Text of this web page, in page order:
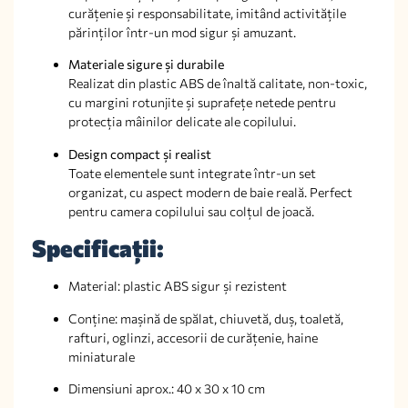
curățenie și responsabilitate, imitând activitățile
părinților într-un mod sigur și amuzant.
Materiale sigure și durabile
Realizat din plastic ABS de înaltă calitate, non-toxic,
cu margini rotunjite și suprafețe netede pentru
protecția mâinilor delicate ale copilului.
Design compact și realist
Toate elementele sunt integrate într-un set
organizat, cu aspect modern de baie reală. Perfect
pentru camera copilului sau colțul de joacă.
Specificații:
Material: plastic ABS sigur și rezistent
Conține: mașină de spălat, chiuvetă, duș, toaletă,
rafturi, oglinzi, accesorii de curățenie, haine
miniaturale
Dimensiuni aprox.: 40 x 30 x 10 cm